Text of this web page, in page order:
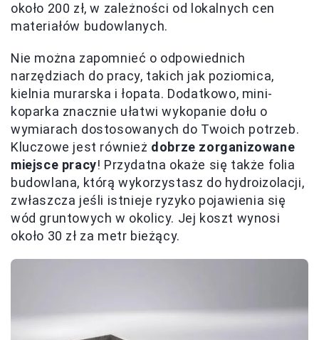
około 200 zł, w zależności od lokalnych cen
materiałów budowlanych.
Nie można zapomnieć o odpowiednich
narzędziach do pracy, takich jak poziomica,
kielnia murarska i łopata. Dodatkowo, mini-
koparka znacznie ułatwi wykopanie dołu o
wymiarach dostosowanych do Twoich potrzeb.
Kluczowe jest również dobrze zorganizowane
miejsce pracy! Przydatna okaże się także folia
budowlana, którą wykorzystasz do hydroizolacji,
zwłaszcza jeśli istnieje ryzyko pojawienia się
wód gruntowych w okolicy. Jej koszt wynosi
około 30 zł za metr bieżący.